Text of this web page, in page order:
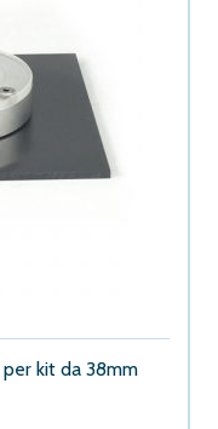
kit da 38mm